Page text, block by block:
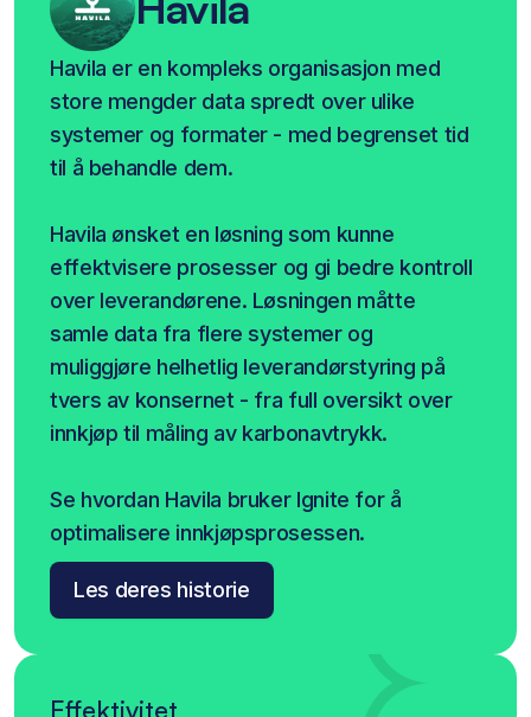
Havila er en kompleks organisasjon med
store mengder data spredt over ulike
systemer og formater - med begrenset tid
til å behandle dem.
Havila ønsket en løsning som kunne
effektvisere prosesser og gi bedre kontroll
over leverandørene. Løsningen måtte
samle data fra flere systemer og
muliggjøre helhetlig leverandørstyring på
tvers av konsernet - fra full oversikt over
innkjøp til måling av karbonavtrykk.
Se hvordan Havila bruker Ignite for å
optimalisere innkjøpsprosessen.
Les deres historie
Effektivitet